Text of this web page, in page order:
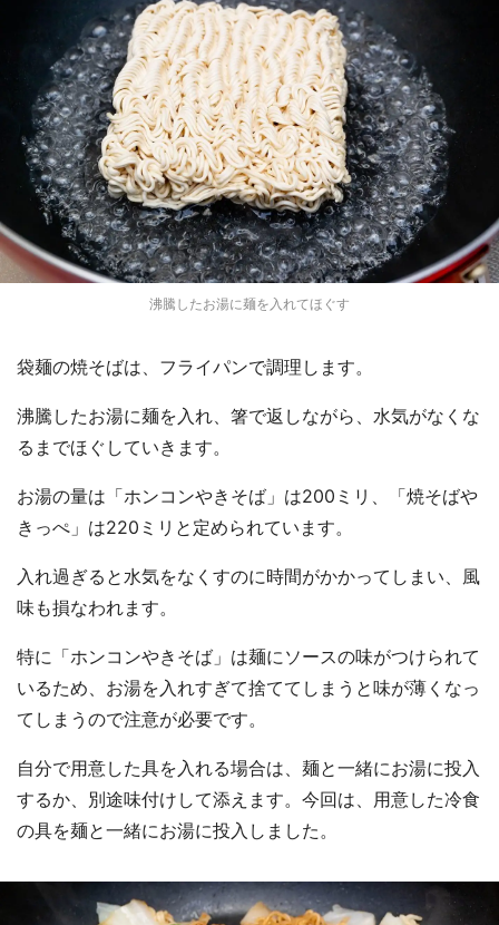
沸騰したお湯に麺を入れてほぐす
袋麺の焼そばは、フライパンで調理します。
沸騰したお湯に麺を入れ、箸で返しながら、水気がなくな
るまでほぐしていきます。
お湯の量は「ホンコンやきそば」は200ミリ、「焼そばや
きっぺ」は220ミリと定められています。
入れ過ぎると水気をなくすのに時間がかかってしまい、風
味も損なわれます。
特に「ホンコンやきそば」は麺にソースの味がつけられて
いるため、お湯を入れすぎて捨ててしまうと味が薄くなっ
てしまうので注意が必要です。
自分で用意した具を入れる場合は、麺と一緒にお湯に投入
するか、別途味付けして添えます。今回は、用意した冷食
の具を麺と一緒にお湯に投入しました。